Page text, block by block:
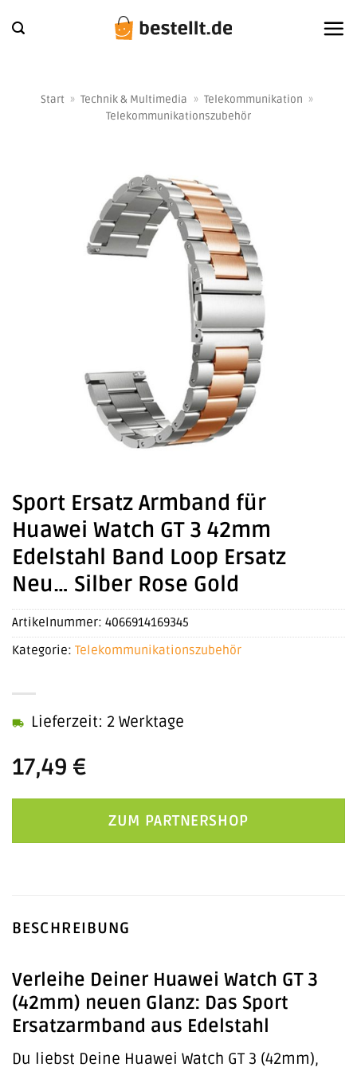
Inhalt
Start » Technik & Multimedia » Telekommunikation »
Telekommunikationszubehör
Sport Ersatz Armband für
Huawei Watch GT 3 42mm
Edelstahl Band Loop Ersatz
Neu… Silber Rose Gold
17,49 €
Lieferzeit: 2 Werktage
ZUM PARTNERSHOP
Artikelnummer: 4066914169345
Kategorie: Telekommunikationszubehör
BESCHREIBUNG
Verleihe Deiner Huawei Watch GT 3
(42mm) neuen Glanz: Das Sport
Ersatzarmband aus Edelstahl
Du liebst Deine Huawei Watch GT 3 (42mm),